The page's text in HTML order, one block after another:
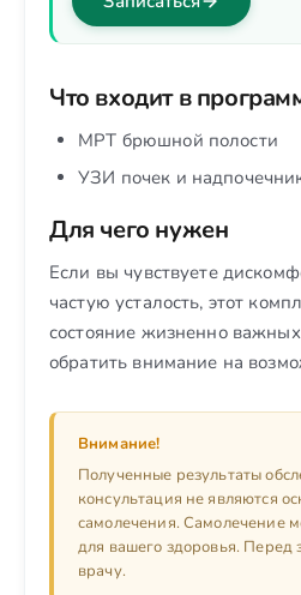
Что входит в
МРТ брюшной полости
УЗИ почек и
Для чего нужен
Если вы чувствуете
частую усталость, этот
состояние жизненно
обратить внимание на
Внимание!
Полученные результаты
консультация не являются
самолечения. Самолечение
для вашего здоровья. Перед
врачу.